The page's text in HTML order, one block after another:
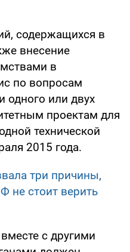
содержащихся в
внесение
в
по вопросам
одного или двух
проектам для
технической
2015 года.
три причины,
не стоит верить
с другими